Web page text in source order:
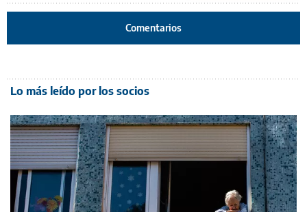
Comentarios
Lo más leído por los socios